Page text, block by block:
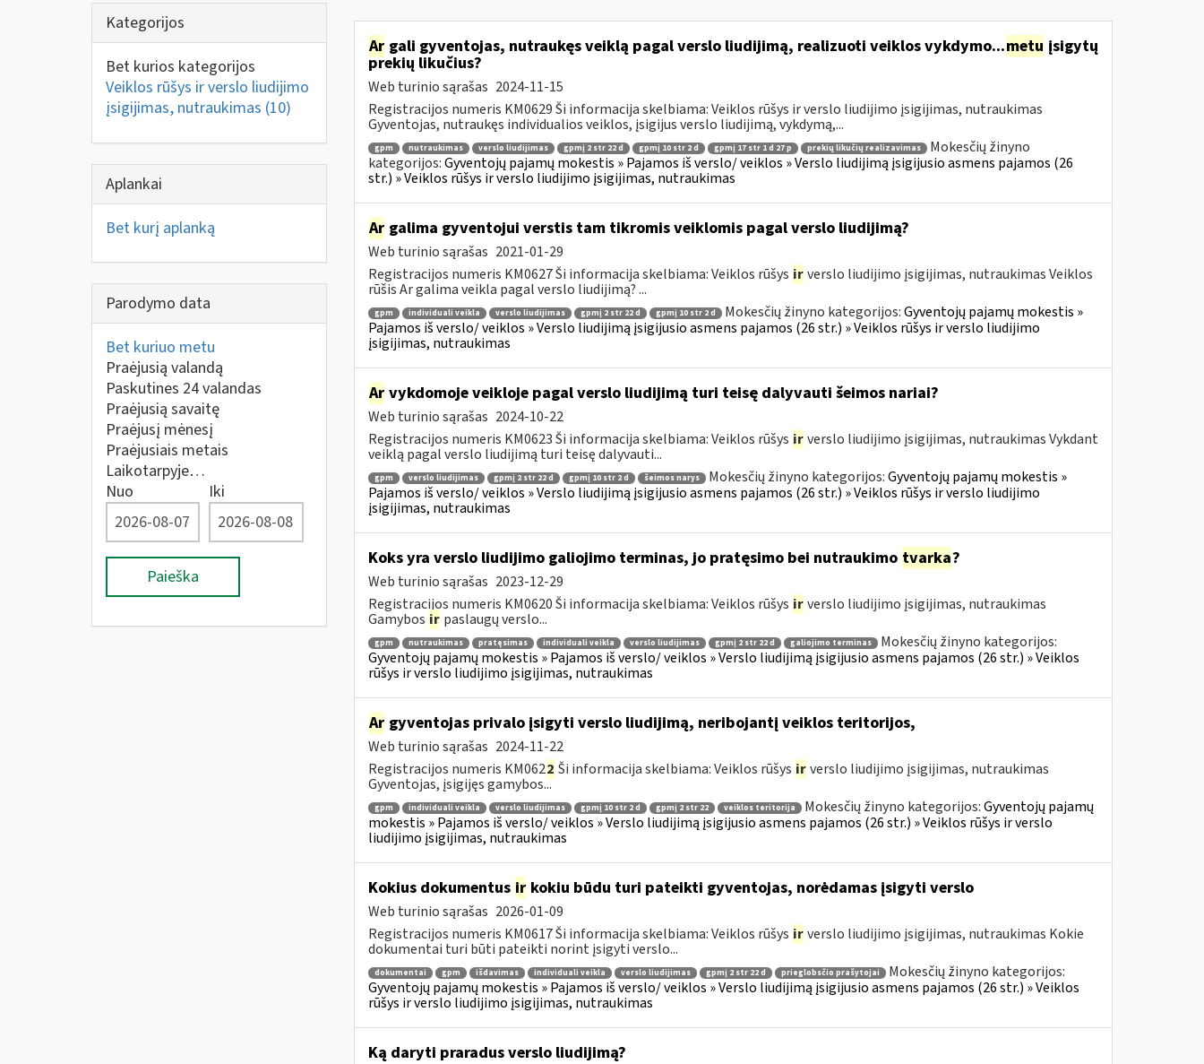
Kategorijos
Bet kurios kategorijos
Veiklos rūšys ir verslo liudijimo
įsigijimas, nutraukimas (10)
Aplankai
Bet kurį aplanką
Parodymo data
Bet kuriuo metu
Praėjusią valandą
Paskutines 24 valandas
Praėjusią savaitę
Praėjusį mėnesį
Praėjusiais metais
Laikotarpyje…
Nuo
Iki
Paieška
Argali gyventojas, nutraukęs veiklą pagal verslo liudijimą, realizuoti veiklos vykdymo...metu įsigytų
prekių likučius?
Web turinio sąrašas 2024-11-15
Registracijos numeris KM0629 Ši informacija skelbiama: Veiklos rūšys ir verslo liudijimo įsigijimas, nutraukimas
Gyventojas, nutraukęs individualios veiklos, įsigijus verslo liudijimą, vykdymą,...
gpm nutraukimas verslo liudijimas gpmį 2 str 22 d gpmį 10 str 2 d gpmį 17 str 1 d 27 p prekių likučių realizavimas
Mokesčių žinyno
kategorijos:Gyventojų pajamų mokestis » Pajamos iš verslo/ veiklos » Verslo liudijimą įsigijusio asmens pajamos (26
str.) » Veiklos rūšys ir verslo liudijimo įsigijimas, nutraukimas
Argalima gyventojui verstis tam tikromis veiklomis pagal verslo liudijimą?
Web turinio sąrašas 2021-01-29
Registracijos numeris KM0627 Ši informacija skelbiama: Veiklos rūšys ir verslo liudijimo įsigijimas, nutraukimas Veiklos
rūšis Ar galima veikla pagal verslo liudijimą? ...
gpm individuali veikla verslo liudijimas gpmį 2 str 22 d gpmį 10 str 2 d Mokesčių žinyno kategorijos:Gyventojų pajamų mokestis »
Pajamos iš verslo/ veiklos » Verslo liudijimą įsigijusio asmens pajamos (26 str.) » Veiklos rūšys ir verslo liudijimo
įsigijimas, nutraukimas
Arvykdomoje veikloje pagal verslo liudijimą turi teisę dalyvauti šeimos nariai?
Web turinio sąrašas 2024-10-22
Registracijos numeris KM0623 Ši informacija skelbiama: Veiklos rūšys ir verslo liudijimo įsigijimas, nutraukimas Vykdant
veiklą pagal verslo liudijimą turi teisę dalyvauti...
gpm verslo liudijimas gpmį 2 str 22 d gpmį 10 str 2 d šeimos narys Mokesčių žinyno kategorijos:Gyventojų pajamų mokestis »
Pajamos iš verslo/ veiklos » Verslo liudijimą įsigijusio asmens pajamos (26 str.) » Veiklos rūšys ir verslo liudijimo
įsigijimas, nutraukimas
Koks yra verslo liudijimo galiojimo terminas, jo pratęsimo bei nutraukimo tvarka?
Web turinio sąrašas 2023-12-29
Registracijos numeris KM0620 Ši informacija skelbiama: Veiklos rūšys ir verslo liudijimo įsigijimas, nutraukimas
Gamybos ir paslaugų verslo...
gpm nutraukimas pratęsimas individuali veikla verslo liudijimas gpmį 2 str 22 d galiojimo terminas
Mokesčių žinyno kategorijos:
Gyventojų pajamų mokestis » Pajamos iš verslo/ veiklos » Verslo liudijimą įsigijusio asmens pajamos (26 str.) » Veiklos
rūšys ir verslo liudijimo įsigijimas, nutraukimas
Argyventojas privalo įsigyti verslo liudijimą, neribojantį veiklos teritorijos,
Web turinio sąrašas 2024-11-22
Registracijos numeris KM0622 Ši informacija skelbiama: Veiklos rūšys ir verslo liudijimo įsigijimas, nutraukimas
Gyventojas, įsigijęs gamybos...
gpm individuali veikla verslo liudijimas gpmį 10 str 2 d gpmį 2 str 22 veiklos teritorija Mokesčių žinyno kategorijos:Gyventojų pajamų
mokestis » Pajamos iš verslo/ veiklos » Verslo liudijimą įsigijusio asmens pajamos (26 str.) » Veiklos rūšys ir verslo
liudijimo įsigijimas, nutraukimas
Kokius dokumentus irkokiu būdu turi pateikti gyventojas, norėdamas įsigyti verslo
Web turinio sąrašas 2026-01-09
Registracijos numeris KM0617 Ši informacija skelbiama: Veiklos rūšys ir verslo liudijimo įsigijimas, nutraukimas Kokie
dokumentai turi būti pateikti norint įsigyti verslo...
dokumentai gpm išdavimas individuali veikla verslo liudijimas gpmį 2 str 22 d prieglobsčio prašytojai
Mokesčių žinyno kategorijos:
Gyventojų pajamų mokestis » Pajamos iš verslo/ veiklos » Verslo liudijimą įsigijusio asmens pajamos (26 str.) » Veiklos
rūšys ir verslo liudijimo įsigijimas, nutraukimas
Ką daryti praradus verslo liudijimą?